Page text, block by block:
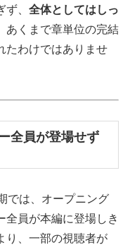
、 全体としてはしっ
あくまで章単位の完結
たわけではありませ
全員が登場せず
では、オープニング
全員が本編に登場しき
り、一部の視聴者が